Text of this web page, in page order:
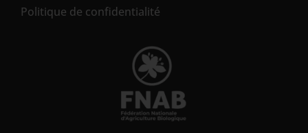
Politique de confidentialité